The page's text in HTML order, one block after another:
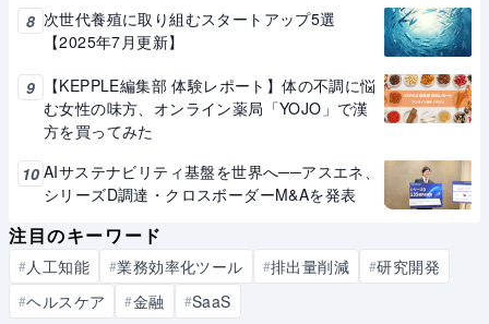
8 次世代養殖に取り組むスタートアップ5選
【2025年7月更新】
9
【KEPPLE編集部 体験レポート】体の不調に悩
む女性の味方、オンライン薬局「YOJO」で漢
方を買ってみた
10 AIサステナビリティ基盤を世界へ──アスエネ、
シリーズD調達・クロスボーダーM&Aを発表
注目のキーワード
#人工知能 #業務効率化ツール #排出量削減 #研究開発
#ヘルスケア #金融 #SaaS